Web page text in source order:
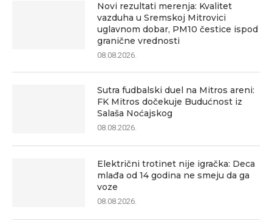
Novi rezultati merenja: Kvalitet
vazduha u Sremskoj Mitrovici
uglavnom dobar, PM10 čestice ispod
granične vrednosti
08.08.2026.
Sutra fudbalski duel na Mitros areni:
FK Mitros dočekuje Budućnost iz
Salaša Noćajskog
08.08.2026.
Električni trotinet nije igračka: Deca
mlađa od 14 godina ne smeju da ga
voze
08.08.2026.